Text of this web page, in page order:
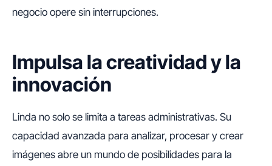
negocio opere sin interrupciones.
Impulsa la creatividad y la
innovación
Linda no solo se limita a tareas administrativas. Su
capacidad avanzada para analizar, procesar y crear
imágenes abre un mundo de posibilidades para la